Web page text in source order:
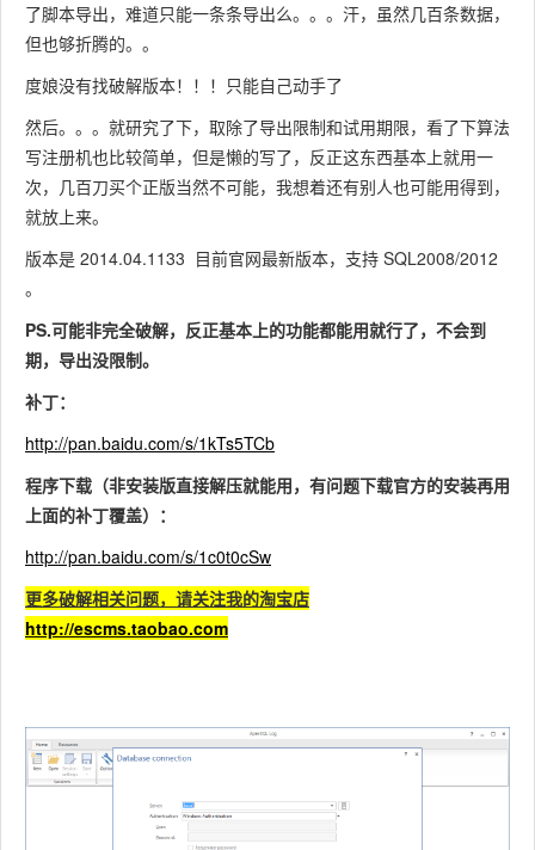
了脚本导出，难道只能一条条导出么。。。汗，虽然几百条数据，
但也够折腾的。。
度娘没有找破解版本！！！只能自己动手了
然后。。。就研究了下，取除了导出限制和试用期限，看了下算法
写注册机也比较简单，但是懒的写了，反正这东西基本上就用一
次，几百刀买个正版当然不可能，我想着还有别人也可能用得到，
就放上来。
版本是 2014.04.1133 目前官网最新版本，支持 SQL2008/2012
。
PS.可能非完全破解，反正基本上的功能都能用就行了，不会到
期，导出没限制。
补丁：
http://pan.baidu.com/s/1kTs5TCb
程序下载（非安装版直接解压就能用，有问题下载官方的安装再用
上面的补丁覆盖）：
http://pan.baidu.com/s/1c0t0cSw
更多破解相关问题，请关注我的淘宝店
http://escms.taobao.com